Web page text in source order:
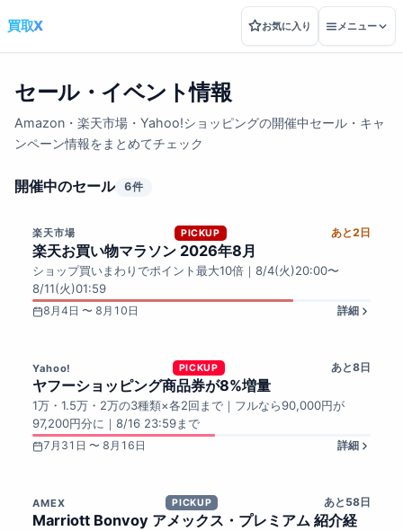
買取X お気に入り メニュー
セール・イベント情報
Amazon・楽天市場・Yahoo!ショッピングの開催中セール・キャ
ンペーン情報をまとめてチェック
開催中のセール 6件
楽天市場 PICKUP あと2日
楽天お買い物マラソン 2026年8月
ショップ買いまわりでポイント最大10倍｜8/4(火)20:00〜
8/11(火)01:59
8月4日 〜 8月10日 詳細
Yahoo! PICKUP あと8日
ヤフーショッピング商品券が8%増量
1万・1.5万・2万の3種類×各2回まで｜フルなら90,000円が
97,200円分に｜8/16 23:59まで
7月31日 〜 8月16日 詳細
AMEX PICKUP あと58日
Marriott Bonvoy アメックス・プレミアム 紹介経